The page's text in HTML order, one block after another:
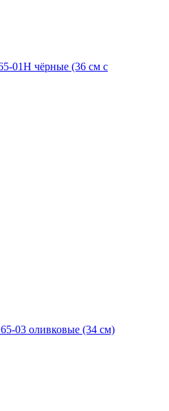
01Н чёрные (36 см с
03 оливковые (34 см)